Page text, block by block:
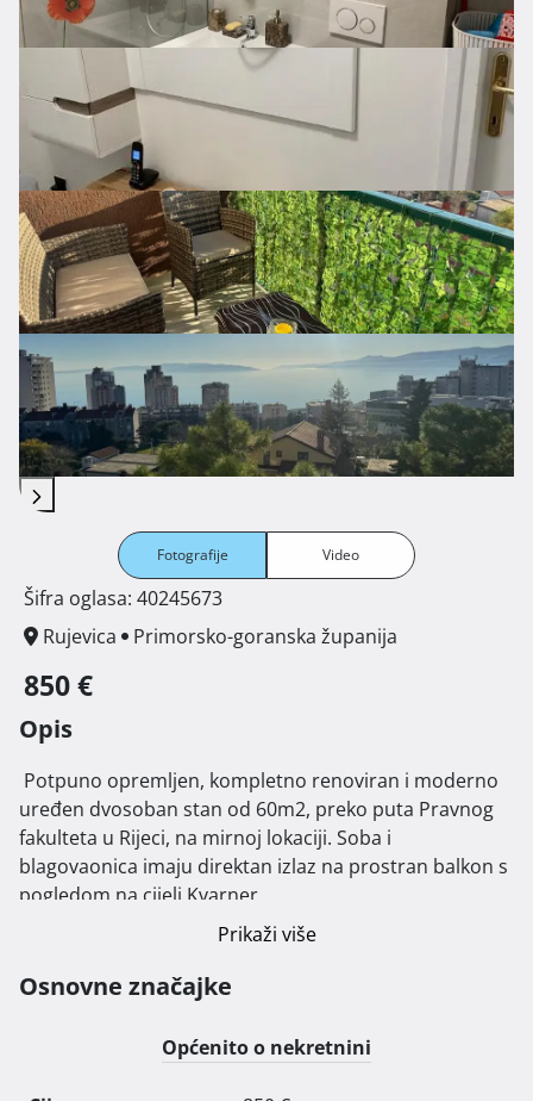
Fotografije Video
Šifra oglasa: 40245673
Rujevica
Primorsko-goranska županija
850 €
Opis
uređen dvosoban stan od 60m2, preko puta Pravnog
fakulteta u Rijeci, na mirnoj lokaciji. Soba i
blagovaonica imaju direktan izlaz na prostran balkon s
pogledom na cijeli Kvarner.
Stan se nalazi na 3. katu stambene zgrade u
autobusa, prometno je odlično povezan i u blizini svih
sadržaja. Besplatan parking dostupan je ispred zgrade.
Stan se iznajmljuje dugoročno uz prijavu i ugovor,
izravno od vlasnika, bez provizije.
Prikaži više
Osnovne značajke
Općenito o nekretnini